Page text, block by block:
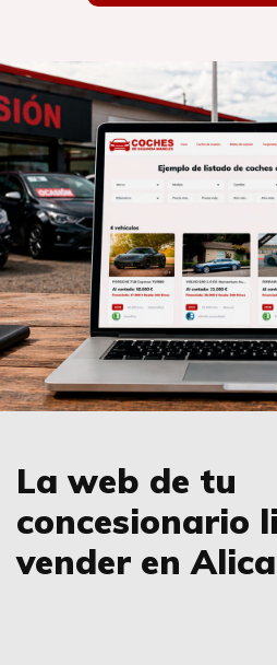
La web de tu
concesionario
vender en